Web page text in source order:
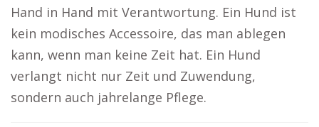
Hand in Hand mit Verantwortung. Ein Hund ist
kein modisches Accessoire, das man ablegen
kann, wenn man keine Zeit hat. Ein Hund
verlangt nicht nur Zeit und Zuwendung,
sondern auch jahrelange Pflege.